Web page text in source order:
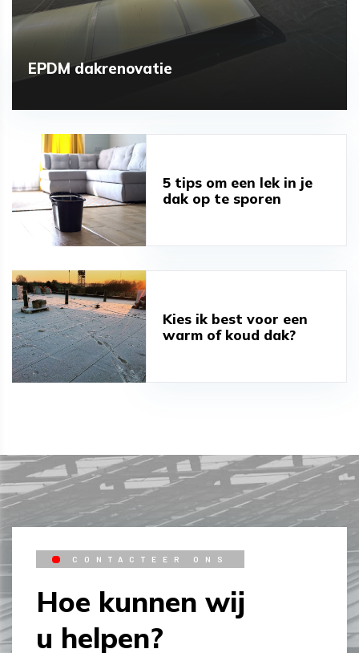
EPDM dakrenovatie
5 tips om een lek in je
dak op te sporen
Kies ik best voor een
warm of koud dak?
CONTACTEER ONS
Hoe kunnen wij
u helpen?